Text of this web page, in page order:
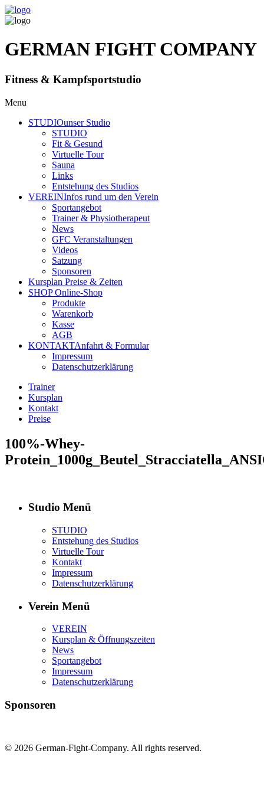
GERMAN FIGHT COMPANY
Fitness & Kampfsportstudio
Menu
STUDIOunser Studio
STUDIO
Fit & Gesund
Virtuelle Tour
Sauna
Links
Entstehung des Studios
VEREINInfos rund um den Verein
Sportangebot
Trainer& Physiotherapeut
News
GFC Veranstaltungen
Videos
Satzung
Sponsoren
Kursplan Preise & Zeiten
SHOPOnline-Shop
Produkte
Warenkorb
Kasse
AGB
KONTAKTAnfahrt & Formular
Impressum
Datenschutzerklärung
Trainer
Kursplan
Kontakt
Preise
100%-Whey-
Studio Menü
STUDIO
Entstehung des Studios
Virtuelle Tour
Kontakt
Impressum
Datenschutzerklärung
Verein Menü
VEREIN
Kursplan & Öffnungszeiten
News
Sportangebot
Impressum
Datenschutzerklärung
Sponsoren
© 2026 German-Fight-Company. All rights reserved.